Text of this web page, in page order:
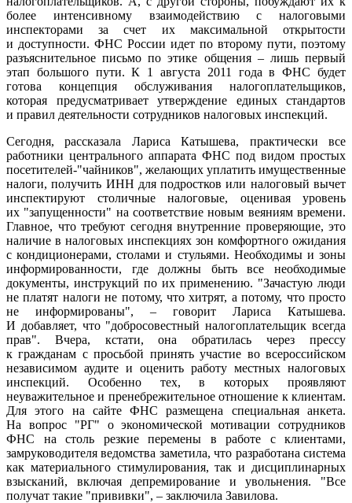
более интенсивному взаимодействию с налоговыми
инспекторами за счет их максимальной открытости
и доступности. ФНС России идет по второму пути, поэтому
разъяснительное письмо по этике общения – лишь первый
этап большого пути. К 1 августа 2011 года в ФНС будет
готова концепция обслуживания налогоплательщиков,
которая предусматривает утверждение единых стандартов
и правил деятельности сотрудников налоговых инспекций.
Сегодня, рассказала Лариса Катышева, практически все
работники центрального аппарата ФНС под видом простых
посетителей-"чайников", желающих уплатить имущественные
налоги, получить ИНН для подростков или налоговый вычет
инспектируют столичные налоговые, оценивая уровень
их "запущенности" на соответствие новым веяниям времени.
Главное, что требуют сегодня внутренние проверяющие, это
наличие в налоговых инспекциях зон комфортного ожидания
с кондиционерами, столами и стульями. Необходимы и зоны
информированности, где должны быть все необходимые
документы, инструкций по их применению. "Зачастую люди
не платят налоги не потому, что хитрят, а потому, что просто
не информированы", – говорит Лариса Катышева.
И добавляет, что "добросовестный налогоплательщик всегда
прав". Вчера, кстати, она обратилась через прессу
к гражданам с просьбой принять участие во всероссийском
независимом аудите и оценить работу местных налоговых
инспекций. Особенно тех, в которых проявляют
неуважительное и пренебрежительное отношение к клиентам.
Для этого на сайте ФНС размещена специальная анкета.
На вопрос "РГ" о экономической мотивации сотрудников
ФНС на столь резкие перемены в работе с клиентами,
замруководителя ведомства заметила, что разработана система
как материального стимулирования, так и дисциплинарных
взысканий, включая депремирование и увольнения. "Все
получат такие "прививки", – заключила Завилова.